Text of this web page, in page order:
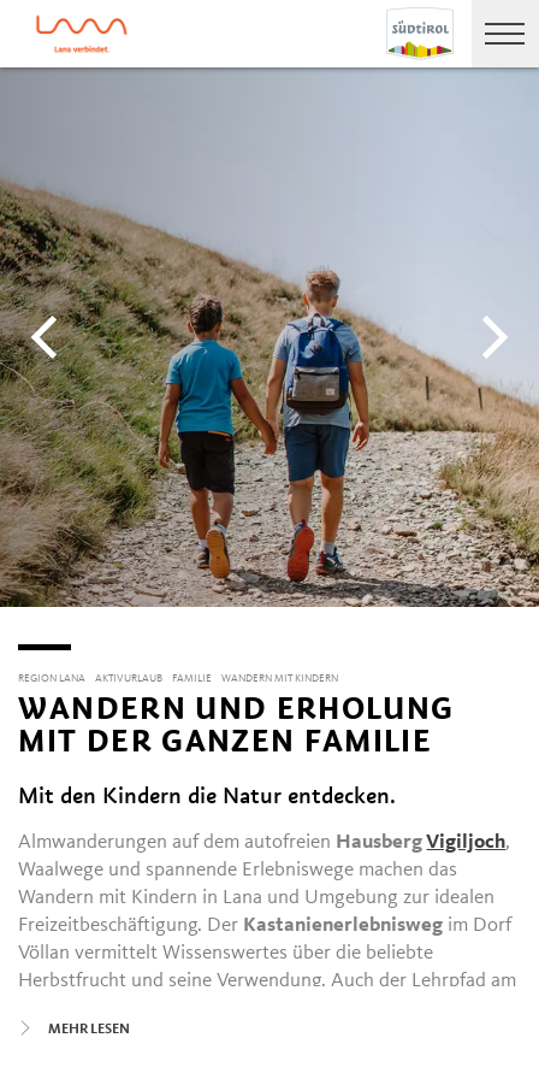
REGION LANA AKTIVURLAUB FAMILIE WANDERN MIT KINDERN
WANDERN UND ERHOLUNG
MIT DER GANZEN FAMILIE
Mit den Kindern die Natur entdecken.
Almwanderungen auf dem autofreien HausbergVigiljoch,
Waalwege und spannende Erlebniswege machen das
Wandern mit Kindern in Lana und Umgebung zur idealen
Freizeitbeschäftigung. Der Kastanienerlebnisweg im Dorf
Völlan vermittelt Wissenswertes über die beliebte
Herbstfrucht und seine Verwendung. Auch der Lehrpfad am
kleine Nachwuchsforscher.
MEHR LESEN